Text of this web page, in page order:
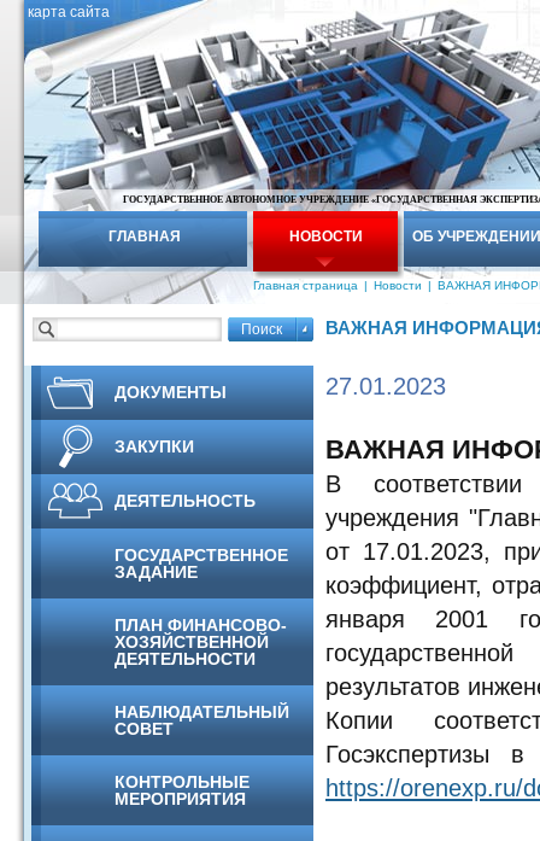
карта сайта
ГОСУДАРСТВЕННОЕ АВТОНОМНОЕ УЧРЕЖДЕНИЕ «ГОСУДАРСТВЕННАЯ
ГЛАВНАЯ НОВОСТИ ОБ УЧРЕЖДЕНИИ
Главная страница | Новости | ВАЖНАЯ
ДОКУМЕНТЫ
ЗАКУПКИ
ДЕЯТЕЛЬНОСТЬ
ГОСУДАРСТВЕННОЕ
ЗАДАНИЕ
ПЛАН ФИНАНСОВО-
ХОЗЯЙСТВЕННОЙ
ДЕЯТЕЛЬНОСТИ
НАБЛЮДАТЕЛЬНЫЙ
СОВЕТ
КОНТРОЛЬНЫЕ
МЕРОПРИЯТИЯ
ВАЖНАЯ
27.01.2023
ВАЖНАЯ
В
учреждения
от 17.01.2023,
коэффициент,
января 2001
результатов
Копии
Госэкспертизы
https://orenexp.ru/